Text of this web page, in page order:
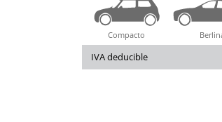
Compacto
IVA deducible